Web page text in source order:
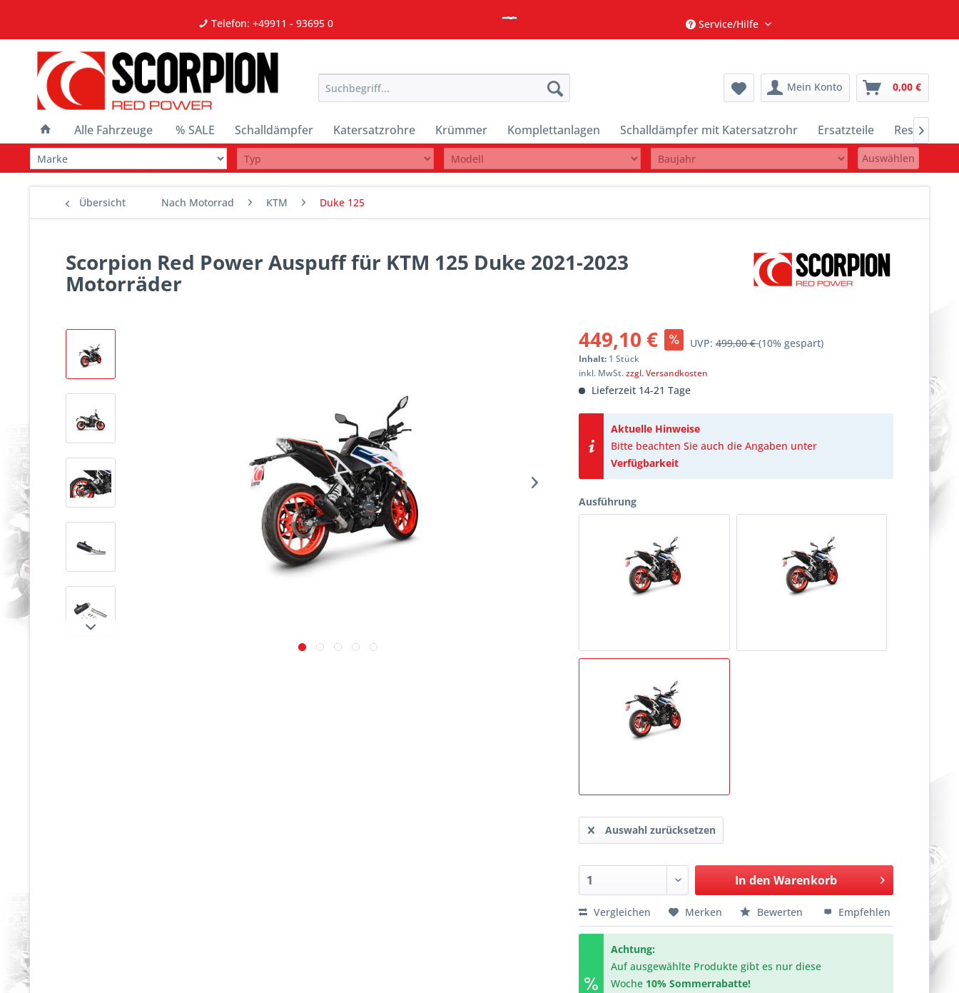
Telefon: +49911 - 93695 0 Service/Hilfe
Mein Konto 0,00 €
Alle Fahrzeuge % SALE Schalldämpfer Katersatzrohre Krümmer Komplettanlagen Schalldämpfer mit Katersatzrohr Ersatzteile Restposten

Auswählen
Übersicht Nach Motorrad KTM Duke 125
Scorpion Red Power Auspuff für KTM 125 Duke 2021-2023
Motorräder
449,10 € UVP:499,00 €(10% gespart)
Inhalt: 1 Stück
inkl. MwSt.zzgl. Versandkosten
Lieferzeit 14-21 Tage
Aktuelle Hinweise
Bitte beachten Sie auch die Angaben unter
Verfügbarkeit
Ausführung
Auswahl zurücksetzen
In den Warenkorb
Vergleichen Merken Bewerten Empfehlen
Achtung:
Auf ausgewählte Produkte gibt es nur diese
Woche 10% Sommerrabatte!